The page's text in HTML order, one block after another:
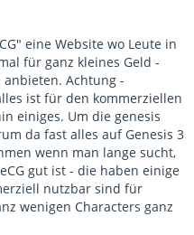
eine Website wo Leute in
für ganz kleines Geld -
Achtung -
ist für den kommerziellen
einiges. Um die genesis
da fast alles auf Genesis 3
wenn man lange sucht,
gut ist - die haben einige
nutzbar sind für
wenigen Characters ganz